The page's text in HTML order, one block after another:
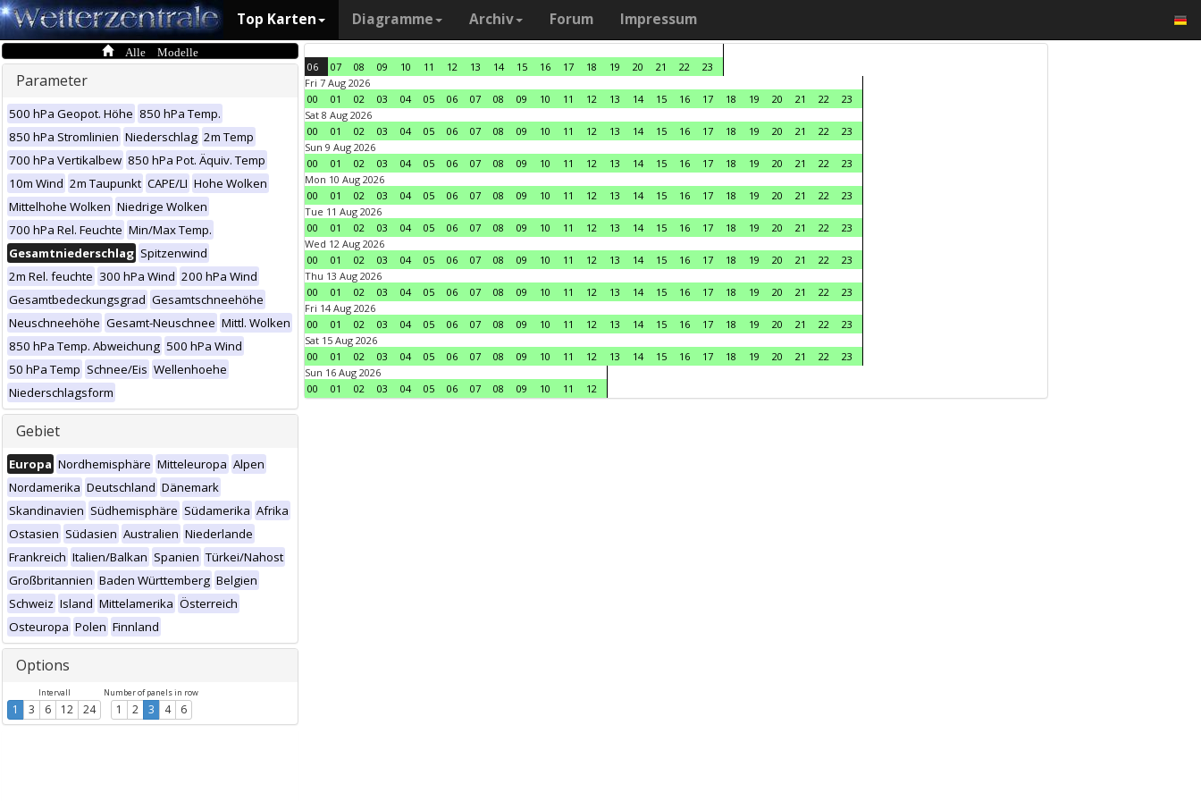
Top Karten Diagramme Archiv Forum Impressum
Alle Modelle
Parameter
500 hPa Geopot. Höhe 850 hPa Temp.
850 hPa Stromlinien Niederschlag 2m Temp
700 hPa Vertikalbew 850 hPa Pot. Äquiv. Temp
10m Wind 2m Taupunkt CAPE/LI Hohe Wolken
Mittelhohe Wolken Niedrige Wolken
700 hPa Rel. Feuchte Min/Max Temp.
Gesamtniederschlag Spitzenwind
2m Rel. feuchte 300 hPa Wind 200 hPa Wind
Gesamtbedeckungsgrad Gesamtschneehöhe
Neuschneehöhe Gesamt-Neuschnee Mittl. Wolken
850 hPa Temp. Abweichung 500 hPa Wind
50 hPa Temp Schnee/Eis Wellenhoehe
Niederschlagsform
Gebiet
Europa Nordhemisphäre Mitteleuropa Alpen
Nordamerika Deutschland Dänemark
Skandinavien Südhemisphäre Südamerika Afrika
Ostasien Südasien Australien Niederlande
Frankreich Italien/Balkan Spanien Türkei/Nahost
Großbritannien Baden Württemberg Belgien
Schweiz Island Mittelamerika Österreich
Osteuropa Polen Finnland
Options
Intervall
1 3 6 12 24
Number of panels in row
1 2 3 4 6
06 07 08 09 10 11 12 13 14 15 16 17 18 19 20 21 22
23
Fri 7 Aug 2026
00
01 02 03 04 05 06 07 08 09 10 11 12 13 14 15 16 17 18 19 20 21 22
23
Sat 8 Aug 2026
00
01 02 03 04 05 06 07 08 09 10 11 12 13 14 15 16 17 18 19 20 21 22
23
Sun 9 Aug 2026
00
01 02 03 04 05 06 07 08 09 10 11 12 13 14 15 16 17 18 19 20 21 22
23
Mon 10 Aug 2026
00
01 02 03 04 05 06 07 08 09 10 11 12 13 14 15 16 17 18 19 20 21 22
23
Tue 11 Aug 2026
00
01 02 03 04 05 06 07 08 09 10 11 12 13 14 15 16 17 18 19 20 21 22
23
Wed 12 Aug 2026
00
01 02 03 04 05 06 07 08 09 10 11 12 13 14 15 16 17 18 19 20 21 22
23
Thu 13 Aug 2026
00
01 02 03 04 05 06 07 08 09 10 11 12 13 14 15 16 17 18 19 20 21 22
23
Fri 14 Aug 2026
00
01 02 03 04 05 06 07 08 09 10 11 12 13 14 15 16 17 18 19 20 21 22
23
Sat 15 Aug 2026
00
01 02 03 04 05 06 07 08 09 10 11 12 13 14 15 16 17 18 19 20 21 22
23
Sun 16 Aug 2026
00
01 02 03 04 05 06 07 08 09 10 11 12